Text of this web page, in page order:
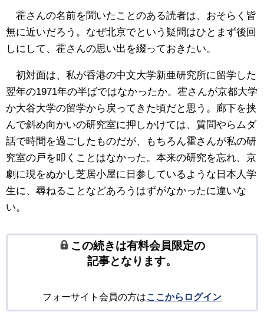
霍さんの名前を聞いたことのある読者は、おそらく皆
無に近いだろう。なぜ北京でという疑問はひとまず後回
しにして、霍さんの思い出を綴っておきたい。
初対面は、私が香港の中文大学新亜研究所に留学した
翌年の1971年の半ばではなかったか。霍さんが京都大学
か大谷大学の留学から戻ってきた頃だと思う。廊下を挟
んで斜め向かいの研究室に押しかけては、質問やらムダ
話で時間を過ごしたものだが、もちろん霍さんが私の研
究室の戸を叩くことはなかった。本来の研究を忘れ、京
劇に現をぬかし芝居小屋に日参しているような日本人学
生に、尋ねることなどあろうはずがなかったに違いな
い。
この続きは有料会員限定の
記事となります。
フォーサイト会員の方はここからログイン